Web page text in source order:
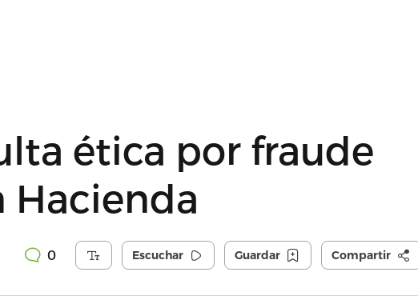
ética por fraude
Hacienda
0 Escuchar Guardar Compartir